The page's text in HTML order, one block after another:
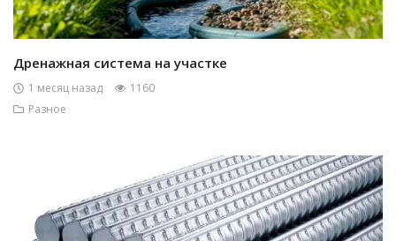
Дренажная система на участке
1 месяц назад
1160
Разное